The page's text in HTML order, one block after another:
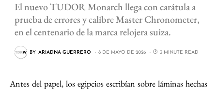
El nuevo TUDOR Monarch llega con carátula a
prueba de errores y calibre Master Chronometer,
en el centenario de la marca relojera suiza.
BY ARIADNA GUERRERO 8 DE MAYO DE 2026 3 MINUTE READ
Antes del papel, los egipcios escribían sobre láminas hechas